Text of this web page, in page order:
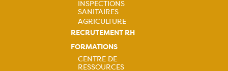
INSPECTIONS
SANITAIRES
AGRICULTURE
RECRUTEMENT RH
FORMATIONS
CENTRE DE
RESSOURCES